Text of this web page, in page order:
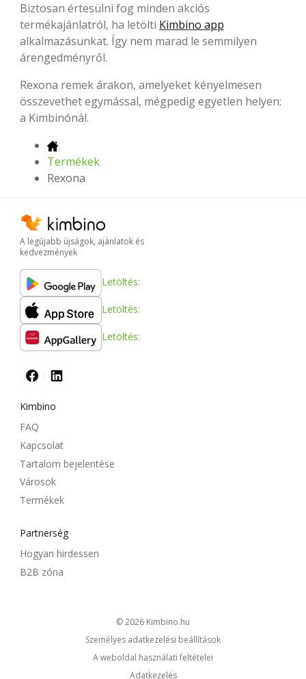
Biztosan értesülni fog minden akciós
termékajánlatról, ha letölti Kimbino app
alkalmazásunkat. Így nem marad le semmilyen
árengedményről.
Rexona remek árakon, amelyeket kényelmesen
összevethet egymással, mégpedig egyetlen helyen:
a Kimbinónál.
Termékek
Rexona
A legújabb újságok, ajánlatok és
kedvezmények
Letöltés:
Letöltés:
Letöltés:
Kimbino
FAQ
Kapcsolat
Tartalom bejelentése
Városok
Termékek
Partnerség
Hogyan hirdessen
B2B zóna
© 2026
kimbino.hu
Személyes adatkezelési beállítások
A weboldal használati feltételei
Adatkezelés